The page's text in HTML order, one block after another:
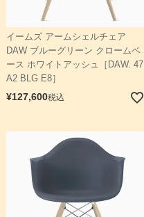
イームズ アームシェルチェア
DAW ブルーグリーン クロームベ
ース ホワイトアッシュ［DAW. 47
A2 BLG E8］
¥127,600税込